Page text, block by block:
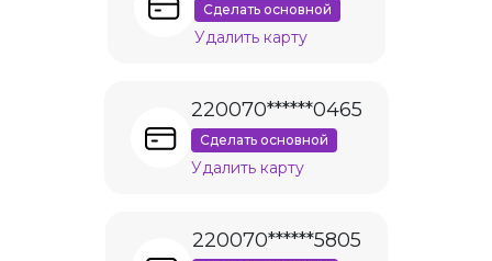
Сделать основной
Удалить карту
220070******0465
Сделать основной
Удалить карту
220070******5805